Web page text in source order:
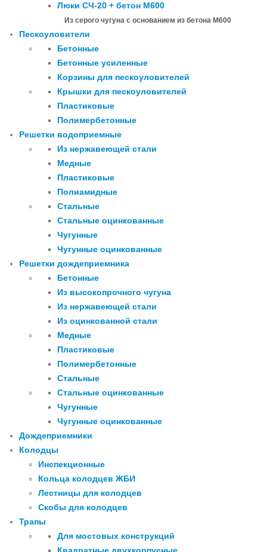
Люки СЧ-20 + бетон М600
Из серого чугуна с основанием из бетона М600
Пескоуловители
Бетонные
Бетонные усиленные
Корзины для пескоуловителей
Крышки для пескоуловителей
Пластиковые
Полимербетонные
Решетки водоприемные
Из нержавеющей стали
Медные
Пластиковые
Полиамидные
Стальные
Стальные оцинкованные
Чугунные
Чугунные оцинкованные
Решетки дождеприемника
Бетонные
Из высокопрочного чугуна
Из нержавеющей стали
Из оцинкованной стали
Медные
Пластиковые
Полимербетонные
Стальные
Стальные оцинкованные
Чугунные
Чугунные оцинкованные
Дождеприемники
Колодцы
Инспекционные
Кольца колодцев ЖБИ
Лестницы для колодцев
Скобы для колодцев
Трапы
Для мостовых конструкций